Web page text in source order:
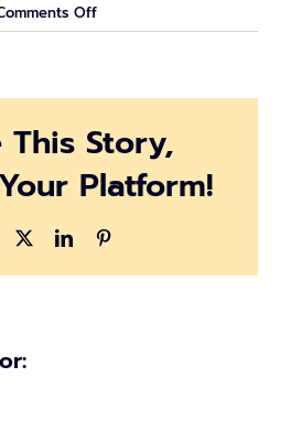
Offon
covid_twitter_cover
This Story,
Platform!
Facebook LinkedIn